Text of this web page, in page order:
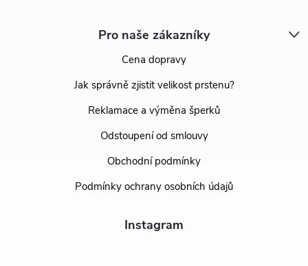
Pro naše zákazníky
Cena dopravy
Jak správně zjistit velikost prstenu?
Reklamace a výměna šperků
Odstoupení od smlouvy
Obchodní podmínky
Podmínky ochrany osobních údajů
Instagram